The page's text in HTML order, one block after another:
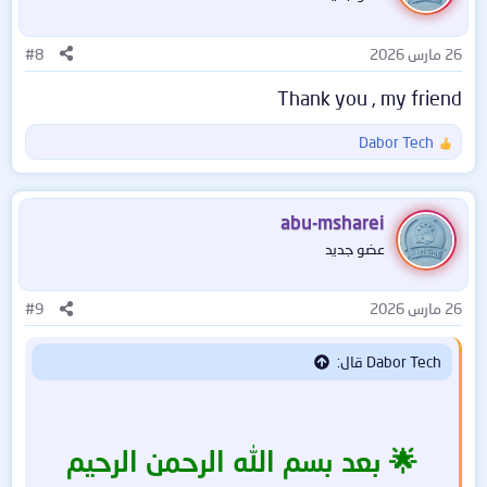
🔌 تعريف الأجهزة الخارجية (طابعات،
كاميرات)
⚡ تحسين سرعة الإنترنت عبر تحديث كرت
الشبكة
━━━━━━━━━━━━━━━━━━━━━━━━━━━━
━━━━━━━━━━━━
13
ا
ت
26 مارس 2026 #8
Thank you , my friend
ل
ت
ف
ا
ع
ا
ت
:
Dabor Tech
abu-msharei
عضو جديد
26 مارس 2026 #9
Dabor Tech قال:
🌟 بعد بسم الله الرحمن الرحيم